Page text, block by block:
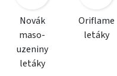
Novák
maso-
uzeniny
letáky
Oriflame
letáky